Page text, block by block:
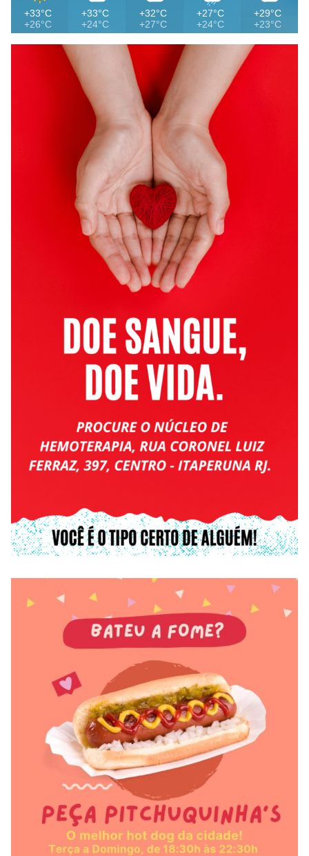
+33°C
+26°C
+33°C
+24°C
+32°C
+27°C
+27°C
+24°C
+29°C
+23°C